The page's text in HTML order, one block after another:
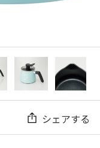
シェアする